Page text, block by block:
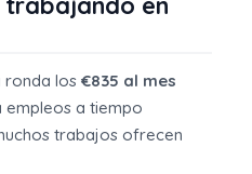
ronda los€835 al mes
a tiempo
trabajos ofrecen